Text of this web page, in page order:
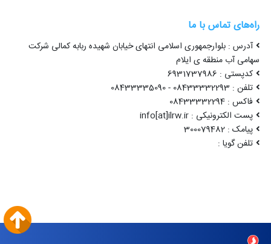
راه‌های تماس با ما
آدرس : بلوارجمهوری اسلامی انتهای خیابان شهیده ربابه کمالی شرکت
سهامی آب منطقه ی ایلام
کدپستی : 6931737986
تلفن : 08433332293 - 08433335090
فاکس : 08433332294
پست الکترونیکی : info[at]ilrw.ir
پیامک : 300079482
تلفن گویا :